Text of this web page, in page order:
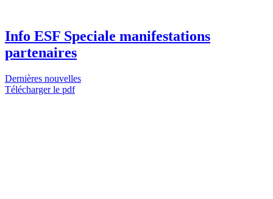
Info ESF Speciale manifestations
partenaires
Dernières nouvelles
Télécharger le pdf